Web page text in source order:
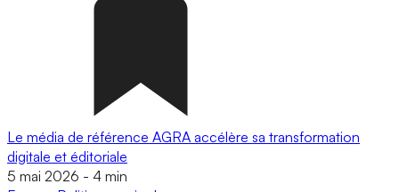
Le média de référence AGRA accélère sa transformation
digitale et éditoriale
5 mai 2026 - 4 min